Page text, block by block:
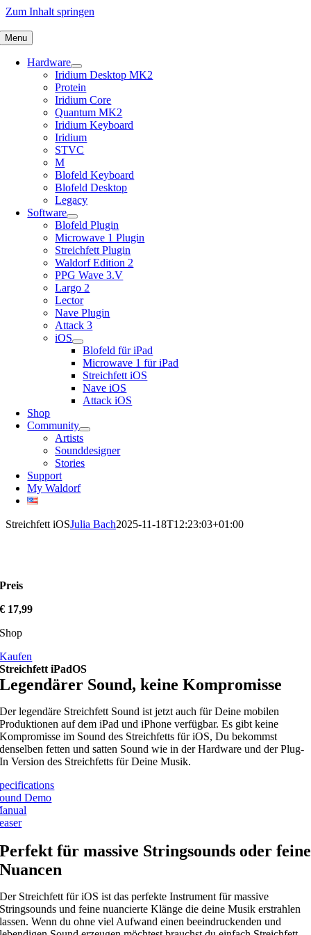
Zum Inhalt springen
Menu
Hardware
Iridium Desktop MK2
Protein
Iridium Core
Quantum MK2
Iridium Keyboard
Iridium
STVC
M
Blofeld Keyboard
Blofeld Desktop
Legacy
Software
Blofeld Plugin
Microwave 1 Plugin
Streichfett Plugin
Waldorf Edition 2
PPG Wave 3.V
Largo 2
Lector
Nave Plugin
Attack 3
iOS
Blofeld für iPad
Microwave 1 für iPad
Streichfett iOS
Nave iOS
Attack iOS
Shop
Community
Artists
Sounddesigner
Stories
Support
My Waldorf
Streichfett iOSJulia Bach2025-11-18T12:23:03+01:00
Preis
€ 17,99
Shop
Kaufen
Streichfett iPadOS
Legendärer Sound, keine Kompromisse
Der legendäre Streichfett Sound ist jetzt auch für Deine mobilen
Produktionen auf dem iPad und iPhone verfügbar. Es gibt keine
Kompromisse im Sound des Streichfetts für iOS, Du bekommst
denselben fetten und satten Sound wie in der Hardware und der Plug-
In Version des Streichfetts für Deine Musik.
Demo
Perfekt für massive Stringsounds oder feine
Nuancen
Der Streichfett für iOS ist das perfekte Instrument für massive
Stringsounds und feine nuancierte Klänge die deine Musik erstrahlen
lassen. Wenn du ohne viel Aufwand einen beeindruckenden und